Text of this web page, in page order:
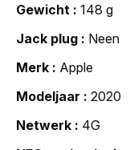
Gewicht
148 g
Jack plug
Neen
Merk
Apple
Modeljaar
2020
Netwerk
4G